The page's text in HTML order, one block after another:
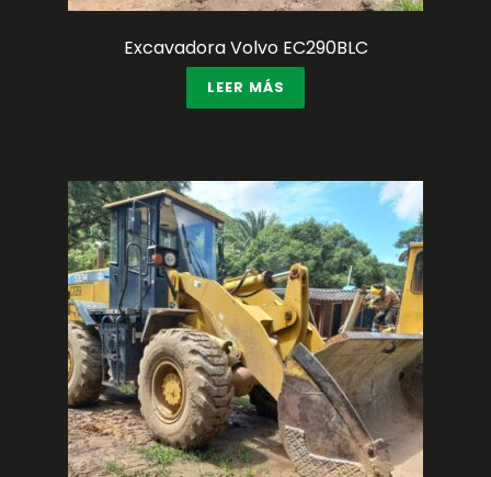
Excavadora Volvo EC290BLC
LEER MÁS